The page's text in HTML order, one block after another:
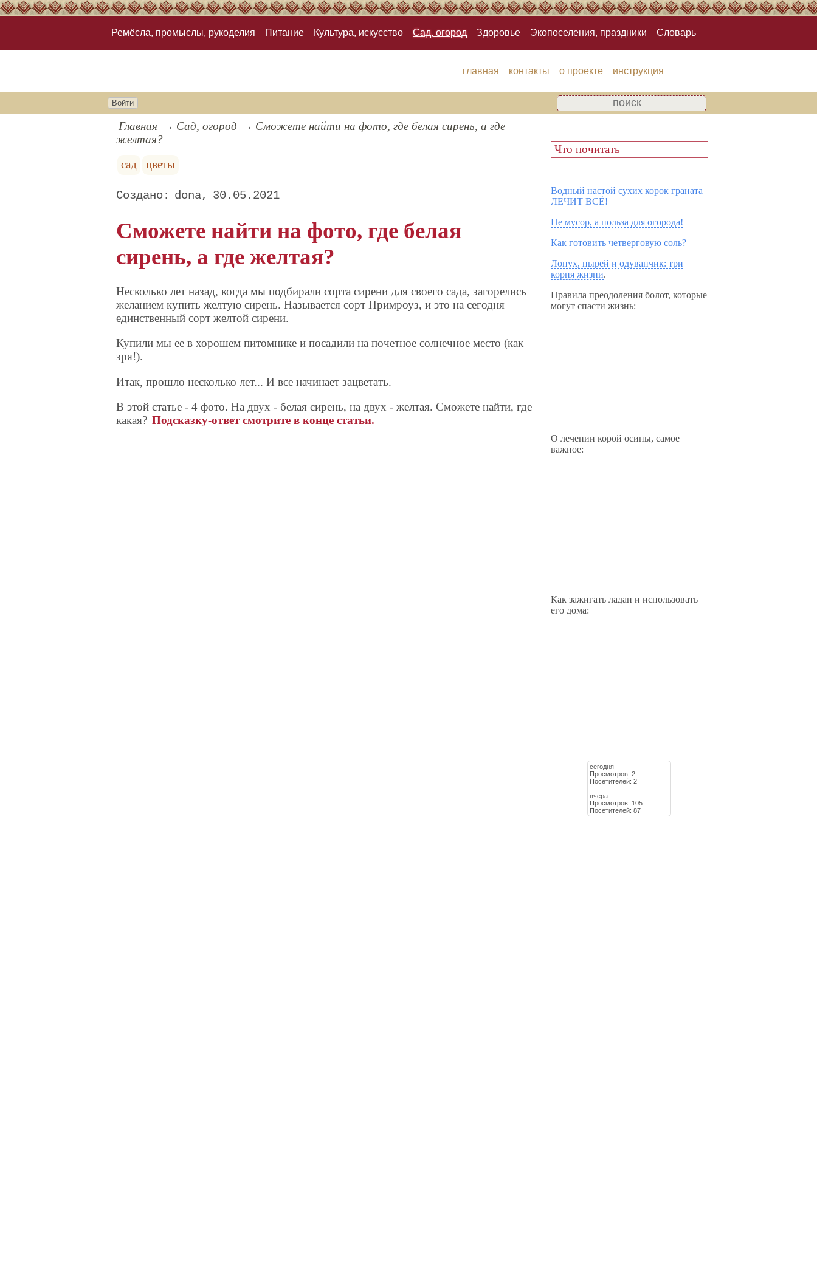
Ремёсла, промыслы, рукоделия Питание Культура, искусство Сад, огород Здоровье Экопоселения, праздники Словарь
главная контакты о проекте инструкция
Войти
Главная Сад, огород
Сможете найти на фото, где белая сирень, а где
желтая?
сад
цветы
dona 30.05.2021
Сможете найти на фото, где белая
сирень, а где желтая?
Несколько лет назад, когда мы подбирали сорта сирени для своего сада, загорелись
желанием купить желтую сирень. Называется сорт Примроуз, и это на сегодня
единственный сорт желтой сирени.
Купили мы ее в хорошем питомнике и посадили на почетное солнечное место (как
зря!).
Итак, прошло несколько лет... И все начинает зацветать.
В этой статье - 4 фото. На двух - белая сирень, на двух - желтая. Сможете найти, где
какая? Подсказку-ответ смотрите в конце статьи.
Что почитать
Водный настой сухих корок граната
ЛЕЧИТ ВСЁ!
Не мусор, а польза для огорода!
Как готовить четверговую соль?
Лопух, пырей и одуванчик: три
корня жизни.
Правила преодоления болот, которые
могут спасти жизнь:
О лечении корой осины, самое
важное:
Как зажигать ладан и использовать
его дома:
сегодня
Просмотров: 2
Посетителей: 2
вчера
Просмотров: 105
Посетителей: 87